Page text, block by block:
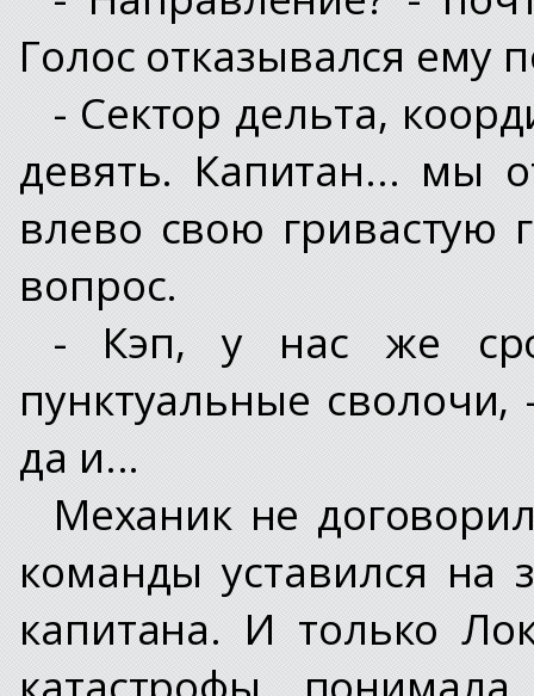
Голос отказывался ему
- Сектор дельта,
девять. Капитан... мы
влево свою гривастую
вопрос.
- Кэп, у нас же
пунктуальные
да и...
Механик не
команды уставился на
капитана. И только